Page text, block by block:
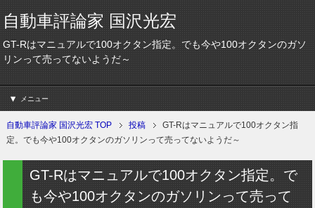
自動車評論家 国沢光宏
GT-Rはマニュアルで100オクタン指定。でも今や100オクタンのガソ
リンって売ってないようだ～
メニュー
自動車評論家 国沢光宏 TOP 投稿
GT-Rはマニュアルで100オクタン指
定。でも今や100オクタンのガソリンって売ってないようだ～
GT-Rはマニュアルで100オクタン指定。で
も今や100オクタンのガソリンって売って